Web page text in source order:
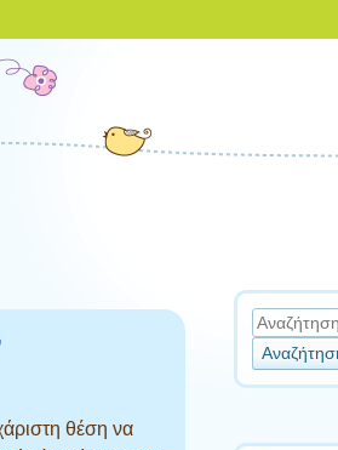
θέση να
Αναζήτηση